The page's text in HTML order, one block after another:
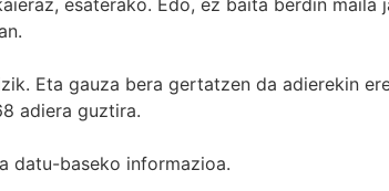
esaterako. Edo, ez baita berdin maila
Eta gauza bera gertatzen da adierekin
adiera guztira.
datu-baseko informazioa.